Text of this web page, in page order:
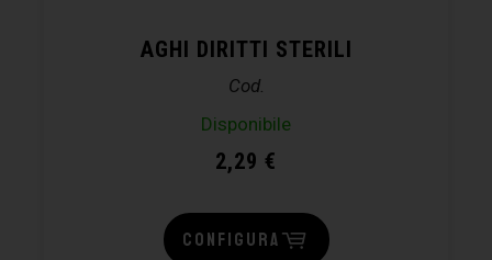
AGHI DIRITTI STERILI
Cod.
Disponibile
2,29 €
CONFIGURA